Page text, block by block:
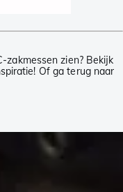
zakmessen zien? Bekijk
Of ga terug naar